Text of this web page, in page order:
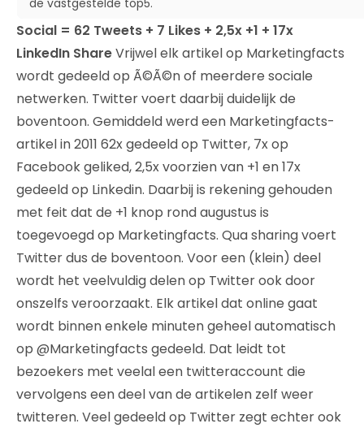
Social = 62 Tweets + 7 Likes + 2,5x +1 + 17x
LinkedIn ShareVrijwel elk artikel op Marketingfacts
wordt gedeeld op Ã©Ã©n of meerdere sociale
netwerken. Twitter voert daarbij duidelijk de
boventoon. Gemiddeld werd een Marketingfacts-
artikel in 2011 62x gedeeld op Twitter, 7x op
Facebook geliked, 2,5x voorzien van +1 en 17x
gedeeld op Linkedin. Daarbij is rekening gehouden
met feit dat de +1 knop rond augustus is
toegevoegd op Marketingfacts. Qua sharing voert
Twitter dus de boventoon. Voor een (klein) deel
wordt het veelvuldig delen op Twitter ook door
onszelfs veroorzaakt. Elk artikel dat online gaat
wordt binnen enkele minuten geheel automatisch
op @Marketingfacts gedeeld. Dat leidt tot
bezoekers met veelal een twitteraccount die
vervolgens een deel van de artikelen zelf weer
twitteren. Veel gedeeld op Twitter zegt echter ook